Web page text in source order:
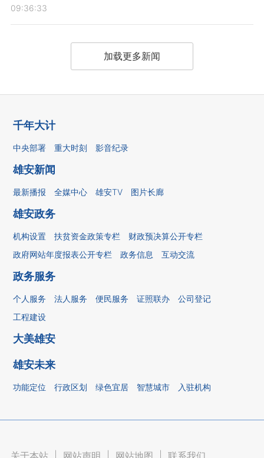
09:36:33
加载更多新闻
千年大计
中央部署 重大时刻 影音纪录
雄安新闻
最新播报 全媒中心 雄安TV 图片长廊
雄安政务
机构设置 扶贫资金政策专栏
财政预决算公开专栏
政府网站年度报表公开专栏
政务信息 互动交流
政务服务
个人服务 法人服务 便民服务 证照联办
公司登记
工程建设
大美雄安
雄安未来
功能定位 行政区划 绿色宜居 智慧城市 入驻机构